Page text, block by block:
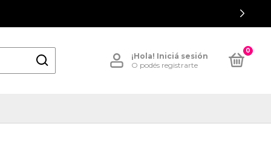
¡Hola! Iniciá sesión
O podés registrarte
0